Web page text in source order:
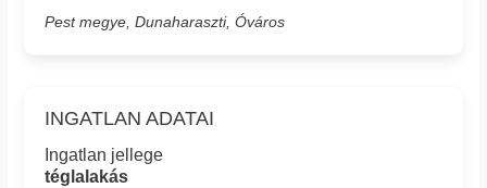
Pest megye, Dunaharaszti, Óváros
INGATLAN ADATAI
Ingatlan jellege
téglalakás